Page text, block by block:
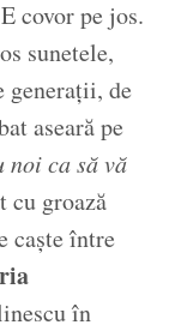
covor pe jos.
sunetele,
de
aseară pe
noi ca să vă
groază
caște între
în